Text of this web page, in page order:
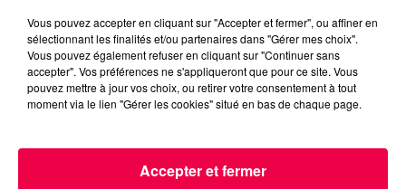
podcasts/2023/11/Le-jeu-de-lanniversaire-du-lundi-
27-novembre.mp3
Vous pouvez accepter en cliquant sur "Accepter et fermer", ou affiner en
sélectionnant les finalités et/ou partenaires dans "Gérer mes choix".
Vous pouvez également refuser en cliquant sur "Continuer sans
accepter". Vos préférences ne s'appliqueront que pour ce site. Vous
pouvez mettre à jour vos choix, ou retirer votre consentement à tout
moment via le lien "Gérer les cookies" situé en bas de chaque page.
Accepter et fermer